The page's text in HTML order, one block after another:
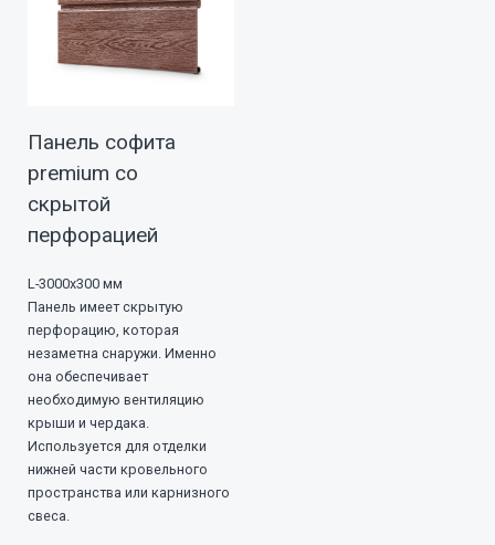
Панель софита
premium со
скрытой
перфорацией
L-3000х300 мм
Панель имеет скрытую
перфорацию, которая
незаметна снаружи. Именно
она обеспечивает
необходимую вентиляцию
крыши и чердака.
Используется для отделки
нижней части кровельного
пространства или карнизного
свеса.